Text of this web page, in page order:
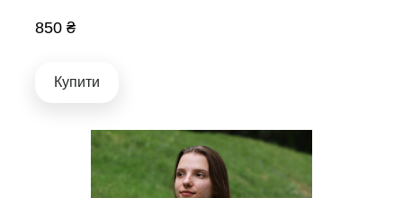
850 ₴
Купити